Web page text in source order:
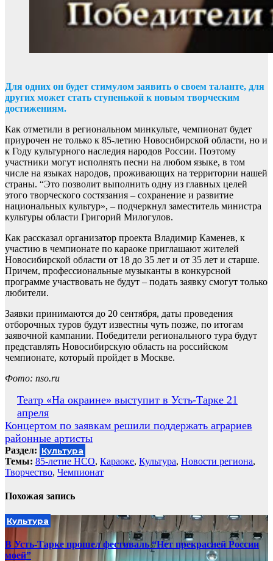
Для одних он будет стимулом заявить о своем таланте, для
других может стать ступенькой к новым творческим
достижениям.
Как отметили в региональном минкульте, чемпионат будет
приурочен не только к 85-летию Новосибирской области, но и
к Году культурного наследия народов России. Поэтому
участники могут исполнять песни на любом языке, в том
числе на языках народов, проживающих на территории нашей
страны. “Это позволит выполнить одну из главных целей
этого творческого состязания – сохранение и развитие
национальных культур», – подчеркнул заместитель министра
культуры области Григорий Милогулов.
Как рассказал организатор проекта Владимир Каменев, к
участию в чемпионате по караоке приглашают жителей
Новосибирской области от 18 до 35 лет и от 35 лет и старше.
Причем, профессиональные музыканты в конкурсной
программе участвовать не будут – подать заявку смогут только
любители.
Заявки принимаются до 20 сентября, даты проведения
отборочных туров будут известны чуть позже, по итогам
заявочной кампании. Победители регионального тура будут
представлять Новосибирскую область на российском
чемпионате, который пройдет в Москве.
Фото: nso.ru
Навигация
по
записям
Театр «На окраине» выступит в Усть-Тарке 21
апреля
Концертом по заявкам решили поддержать аграриев
районные артисты
Раздел: Культура
Темы: 85-летие НСО, Караоке, Культура, Новости региона,
Творчество, Чемпионат
Похожая запись
Культура
В Усть-Тарке прошел фестиваль “Нет прекрасней России
моей”